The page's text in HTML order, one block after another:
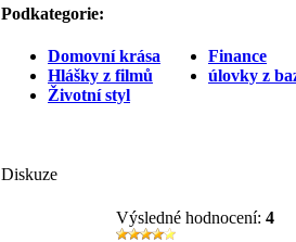
Podkategorie:
Domovní krása
Hlášky z filmů
Životní styl
Finance
úlovky z
Diskuze
Výsledné hodnocení: 4